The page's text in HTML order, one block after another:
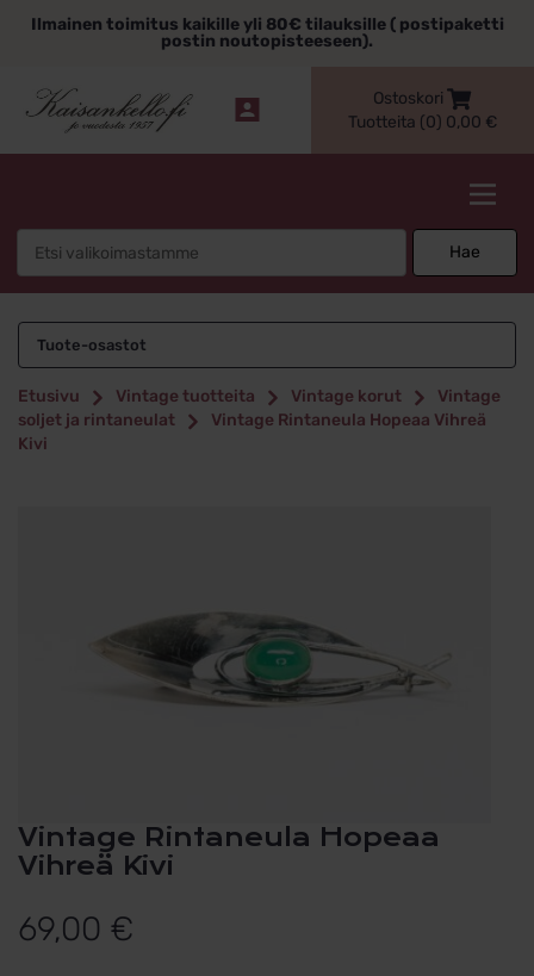
sisältöönIlmainen toimitus kaikille yli 80€ tilauksille ( postipaketti
postin noutopisteeseen).
Ostoskori
Tuotteita (0) 0,00 €
Hae
Tuote-osastot
Etusivu Vintage tuotteita Vintage korut
Vintage
soljet ja rintaneulat
Vintage Rintaneula Hopeaa Vihreä
Kivi
Vintage Rintaneula Hopeaa
Vihreä Kivi
69,00 €